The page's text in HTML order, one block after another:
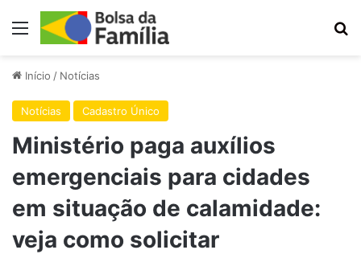
Menu
Início / Notícias
Notícias Cadastro Único
Ministério paga auxílios
emergenciais para cidades
em situação de calamidade:
veja como solicitar